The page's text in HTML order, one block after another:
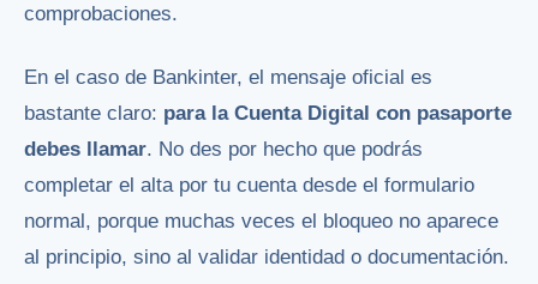
comprobaciones.
En el caso de Bankinter, el mensaje oficial es
bastante claro: para la Cuenta Digital con pasaporte
debes llamar. No des por hecho que podrás
completar el alta por tu cuenta desde el formulario
normal, porque muchas veces el bloqueo no aparece
al principio, sino al validar identidad o documentación.